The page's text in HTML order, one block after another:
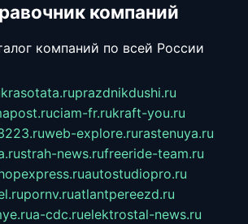
компаний
компаний по всей России
krasotata.ruprazdnikdushi.ru
ciam-fr.rukraft-you.ru
web-explore.rurastenuya.ru
strah-news.rufreeride-team.ru
autostudiopro.ru
pornv.ruatlantpereezd.ru
a-cdc.ruelektrostal-news.ru